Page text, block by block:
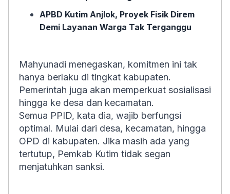
APBD Kutim Anjlok, Proyek Fisik Direm
Demi Layanan Warga Tak Terganggu
Mahyunadi menegaskan, komitmen ini tak
hanya berlaku di tingkat kabupaten.
Pemerintah juga akan memperkuat sosialisasi
hingga ke desa dan kecamatan.
Semua PPID, kata dia, wajib berfungsi
optimal. Mulai dari desa, kecamatan, hingga
OPD di kabupaten. Jika masih ada yang
tertutup, Pemkab Kutim tidak segan
menjatuhkan sanksi.